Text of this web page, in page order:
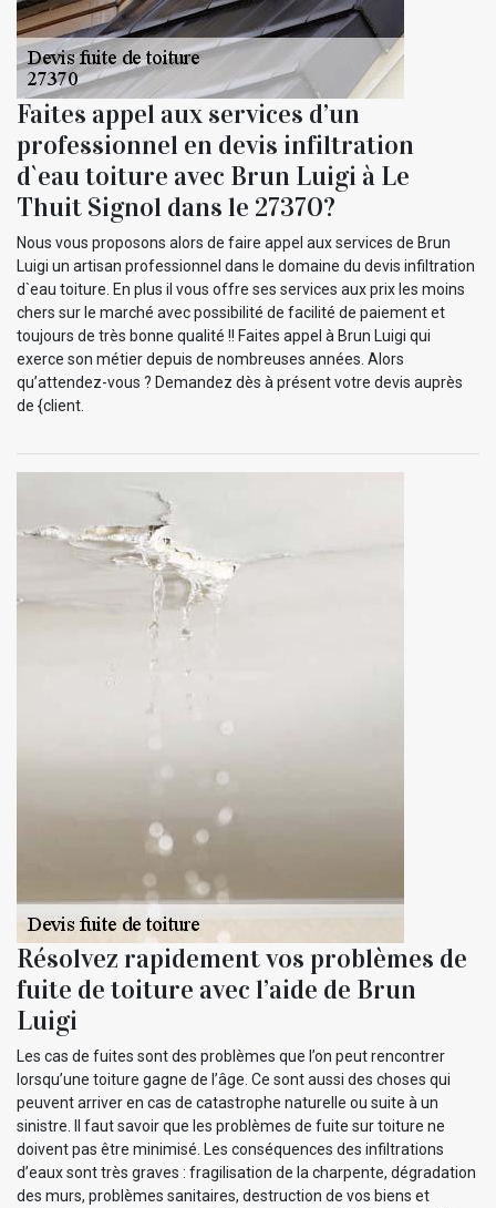
Faites appel aux services d’un
professionnel en devis infiltration
d`eau toiture avec Brun Luigi à Le
Thuit Signol dans le 27370?
Nous vous proposons alors de faire appel aux services de Brun
Luigi un artisan professionnel dans le domaine du devis infiltration
d`eau toiture. En plus il vous offre ses services aux prix les moins
chers sur le marché avec possibilité de facilité de paiement et
toujours de très bonne qualité !! Faites appel à Brun Luigi qui
exerce son métier depuis de nombreuses années. Alors
qu’attendez-vous ? Demandez dès à présent votre devis auprès
de {client.
Résolvez rapidement vos problèmes de
fuite de toiture avec l’aide de Brun
Luigi
Les cas de fuites sont des problèmes que l’on peut rencontrer
lorsqu’une toiture gagne de l’âge. Ce sont aussi des choses qui
peuvent arriver en cas de catastrophe naturelle ou suite à un
sinistre. Il faut savoir que les problèmes de fuite sur toiture ne
doivent pas être minimisé. Les conséquences des infiltrations
d’eaux sont très graves : fragilisation de la charpente, dégradation
des murs, problèmes sanitaires, destruction de vos biens et